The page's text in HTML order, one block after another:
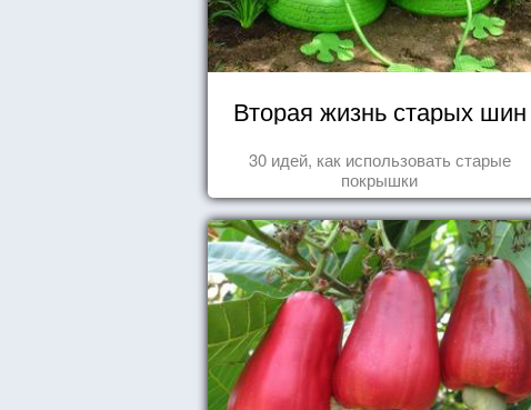
Вторая жизнь старых шин
30 идей, как использовать старые
покрышки